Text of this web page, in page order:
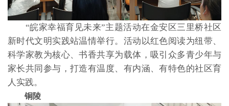
“皖家幸福育见未来”主题活动在金安区三里桥社区
新时代文明实践站温情举行。活动以红色阅读为纽带、
科学家教为核心、书香共享为载体，吸引众多青少年与
家长共同参与，打造有温度、有内涵、有特色的社区育
人实践。
铜陵